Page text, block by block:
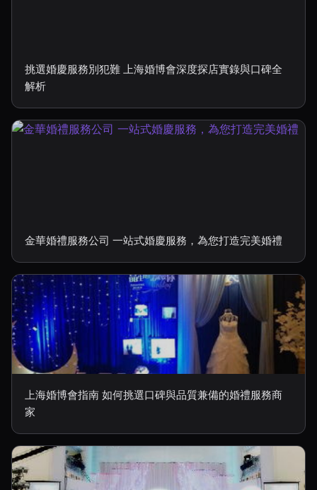
挑選婚慶服務別犯難 上海婚博會深度探店實錄與口碑全
解析
金華婚禮服務公司 一站式婚慶服務，為您打造完美婚禮
上海婚博會指南 如何挑選口碑與品質兼備的婚禮服務商
家